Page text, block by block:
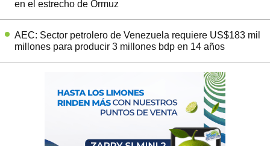
en el estrecho de Ormuz
AEC: Sector petrolero de Venezuela requiere US$183 mil
millones para producir 3 millones bdp en 14 años